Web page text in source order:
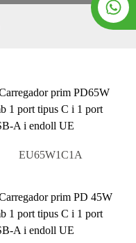
EU65W1C1A